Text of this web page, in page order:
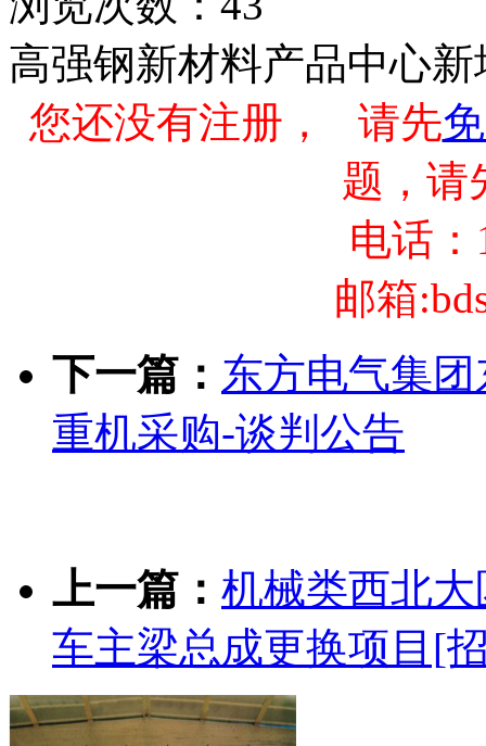
高强钢新材料产品中心
您还没有注册， 请先
题，请
电话：
邮箱
下一篇： 东方电气集
重机采购-谈判公告
上一篇： 机械类西北
车主梁总成更换项目[